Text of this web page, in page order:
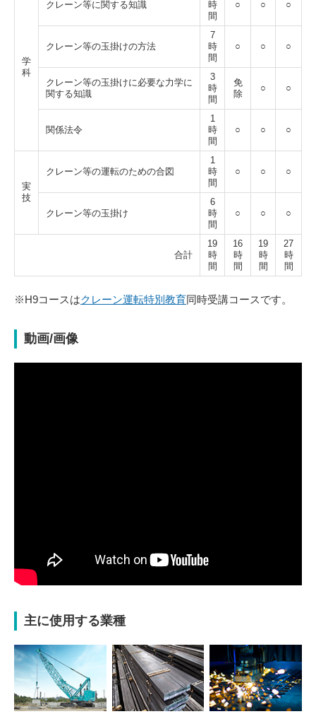
学
科
クレーン等に関する知識
時
間
○ ○ ○
クレーン等の玉掛けの方法
7
時
間
○ ○ ○
クレーン等の玉掛けに必要な力学に
関する知識
3
時
間
免
除
○ ○
関係法令
1
時
間
○ ○ ○
実
技
クレーン等の運転のための合図
1
時
間
○ ○ ○
クレーン等の玉掛け
6
時
間
○ ○ ○
合計
19
時
間
16
時
間
19
時
間
27
時
間
※H9コースはクレーン運転特別教育同時受講コースです。
動画/画像
主に使用する業種